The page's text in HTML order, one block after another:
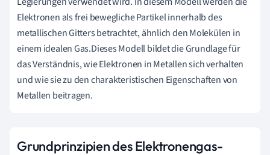
Elektronen als frei bewegliche Partikel innerhalb des
metallischen Gitters betrachtet, ähnlich den Molekülen in
einem idealen Gas.Dieses Modell bildet die Grundlage für
das Verständnis, wie Elektronen in Metallen sich verhalten
und wie sie zu den charakteristischen Eigenschaften von
Metallen beitragen.
Grundprinzipien des Elektronengas-